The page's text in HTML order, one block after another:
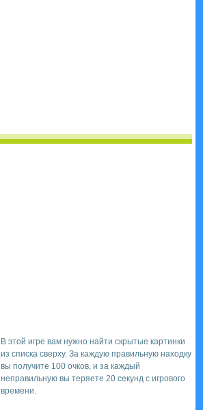
В этой игре вам нужно найти скрытые картинки
из списка сверху. За каждую правильную находку
вы получите 100 очков, и за каждый
неправильную вы теряете 20 секунд с игрового
времени.